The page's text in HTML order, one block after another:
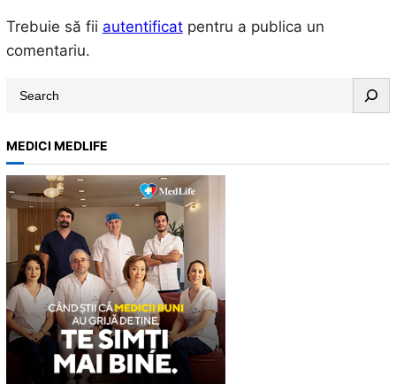
Trebuie să fii autentificatpentru a publica un
comentariu.
r
c
h
MEDICI MEDLIFE